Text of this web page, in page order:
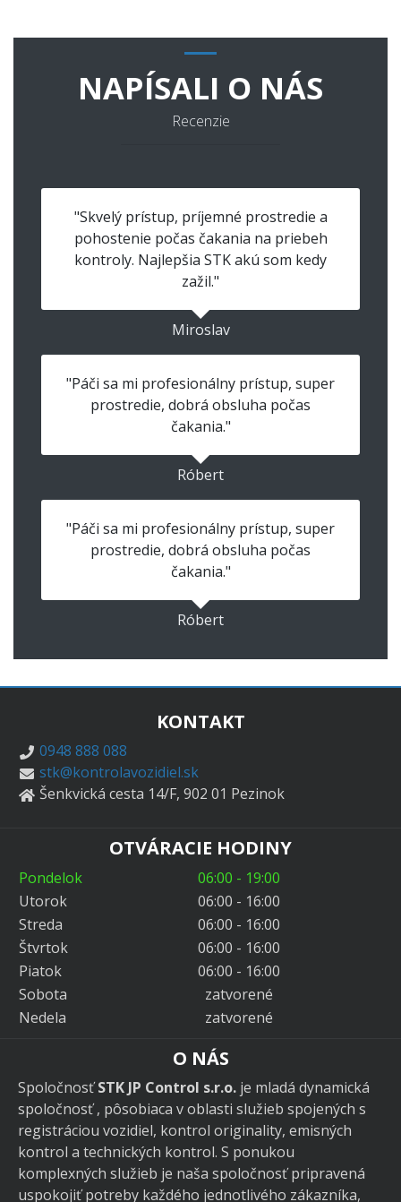
NAPÍSALI O NÁS
Recenzie
"Skvelý prístup, príjemné prostredie a
pohostenie počas čakania na priebeh
kontroly. Najlepšia STK akú som kedy
zažil."
Miroslav
"Páči sa mi profesionálny prístup, super
prostredie, dobrá obsluha počas
čakania."
Róbert
"Páči sa mi profesionálny prístup, super
prostredie, dobrá obsluha počas
čakania."
Róbert
KONTAKT
0948 888 088
stk@kontrolavozidiel.sk
Šenkvická cesta 14/F, 902 01 Pezinok
OTVÁRACIE HODINY
Pondelok
06:00 - 19:00
Utorok
06:00 - 16:00
Streda
06:00 - 16:00
Štvrtok
06:00 - 16:00
Piatok
06:00 - 16:00
Sobota
zatvorené
Nedela
zatvorené
O NÁS
SpoločnosťSTK JP Control s.r.o. je mladá dynamická
spoločnosť , pôsobiaca v oblasti služieb spojených s
registráciou vozidiel, kontrol originality, emisných
kontrol a technických kontrol. S ponukou
komplexných služieb je naša spoločnosť pripravená
uspokojiť potreby každého jednotlivého zákazníka,